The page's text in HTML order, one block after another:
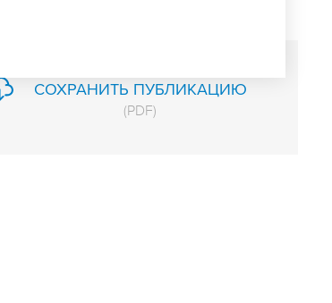
СОХРАНИТЬ ПУБЛИКАЦИЮ
(PDF)